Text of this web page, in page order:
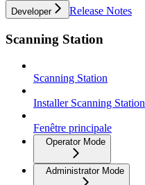
Developer Release Notes
Scanning Station
Scanning Station
Installer Scanning Station
Fenêtre principale
Operator Mode
Administrator Mode